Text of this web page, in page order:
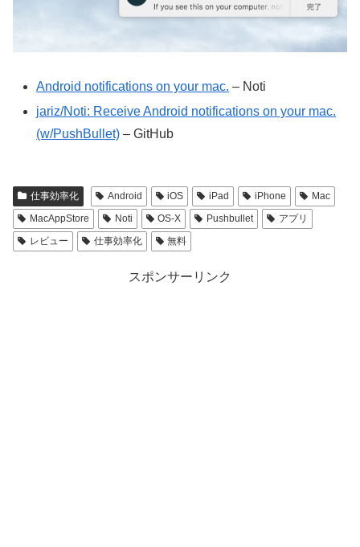
Android notifications on your mac. – Noti
jariz/Noti: Receive Android notifications on your mac.
(w/PushBullet) – GitHub
仕事効率化 Android iOS iPad iPhone
Mac
MacAppStore
Noti OS-X Pushbullet
アプリ
レビュー
仕事効率化 無料
スポンサーリンク